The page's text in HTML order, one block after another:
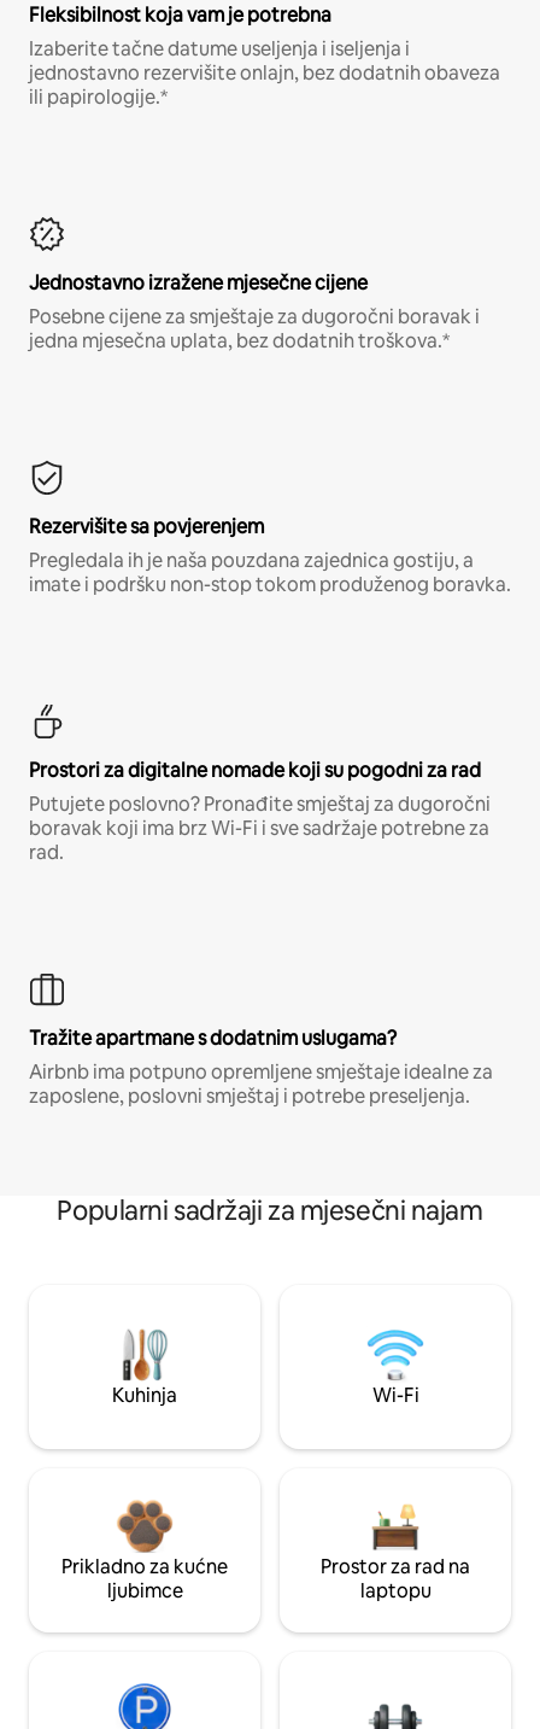
Fleksibilnost koja vam je potrebna
Izaberite tačne datume useljenja i iseljenja i
jednostavno rezervišite onlajn, bez dodatnih obaveza
ili papirologije.*
Jednostavno izražene mjesečne cijene
Posebne cijene za smještaje za dugoročni boravak i
jedna mjesečna uplata, bez dodatnih troškova.*
Rezervišite sa povjerenjem
Pregledala ih je naša pouzdana zajednica gostiju, a
imate i podršku non-stop tokom produženog boravka.
Prostori za digitalne nomade koji su pogodni za rad
Putujete poslovno? Pronađite smještaj za dugoročni
boravak koji ima brz Wi-Fi i sve sadržaje potrebne za
rad.
Tražite apartmane s dodatnim uslugama?
Airbnb ima potpuno opremljene smještaje idealne za
zaposlene, poslovni smještaj i potrebe preseljenja.
Popularni sadržaji za mjesečni najam
Kuhinja Wi-Fi
Prikladno za kućne
ljubimce
Prostor za rad na
laptopu